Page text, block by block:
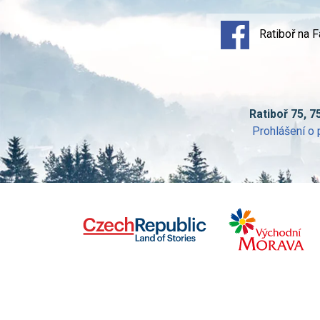
Ratiboř na
Ratiboř 75,
Prohlášení o